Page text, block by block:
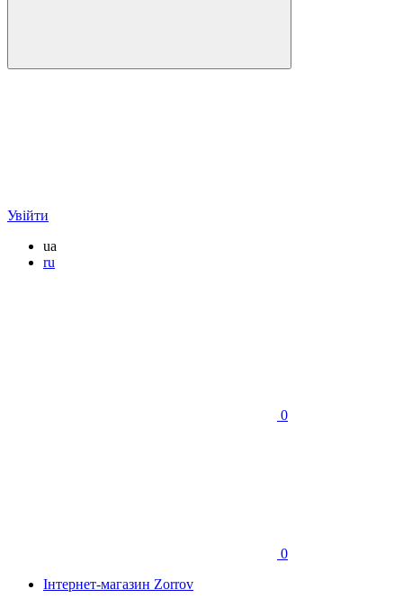
Увійти
ua
ru
0
0
Інтернет-магазин Zorrov